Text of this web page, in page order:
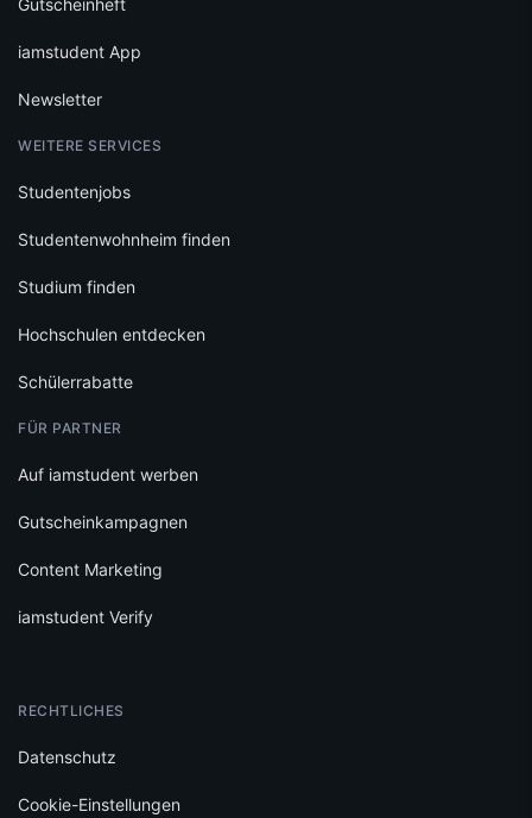
iamstudent App
Newsletter
WEITERE SERVICES
Studentenjobs
Studentenwohnheim finden
Studium finden
Hochschulen entdecken
Schülerrabatte
FÜR PARTNER
Auf iamstudent werben
Gutscheinkampagnen
Content Marketing
iamstudent Verify
RECHTLICHES
Datenschutz
Cookie-Einstellungen